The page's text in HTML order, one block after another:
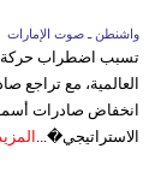
واشنطن ـ صوت الإمارات
تسبب اضطراب حركة
الاستراتيجي�...